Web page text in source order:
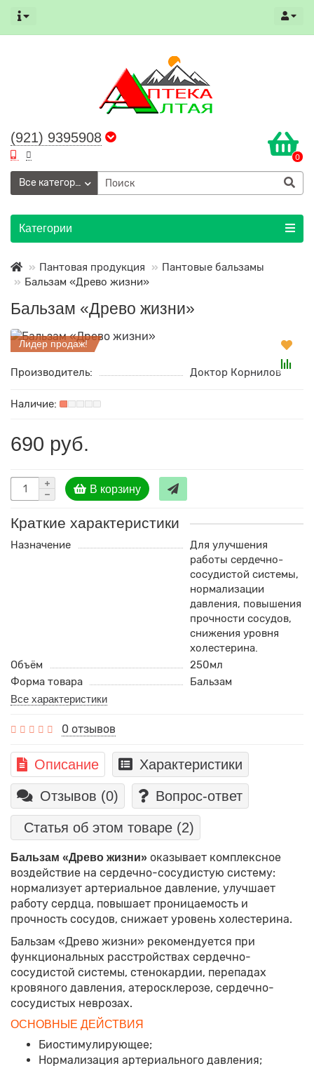
(921) 9395908
0
Все категории
Категории
Пантовая продукция
Пантовые бальзамы
Бальзам «Древо жизни»
Бальзам «Древо жизни»
Лидер продаж!
Производитель: Доктор Корнилов
690 руб.
В корзину
Краткие характеристики
Назначение
Для улучшения
работы сердечно-
сосудистой системы,
нормализации
давления, повышения
прочности сосудов,
снижения уровня
холестерина.
Объём
250мл
Форма товара
Бальзам
Все характеристики
0 отзывов
Описание Характеристики
Отзывов (0) Вопрос-ответ
Статья об этом товаре (2)
Бальзам «Древо жизни» оказывает комплексное
воздействие на сердечно-сосудистую систему:
нормализует артериальное давление, улучшает
работу сердца, повышает проницаемость и
прочность сосудов, снижает уровень холестерина.
Бальзам «Древо жизни» рекомендуется при
функциональных расстройствах сердечно-
сосудистой системы, стенокардии, перепадах
кровяного давления, атеросклерозе, сердечно-
сосудистых неврозах.
ОСНОВНЫЕ ДЕЙСТВИЯ
Биостимулирующее;
Нормализация артериального давления;